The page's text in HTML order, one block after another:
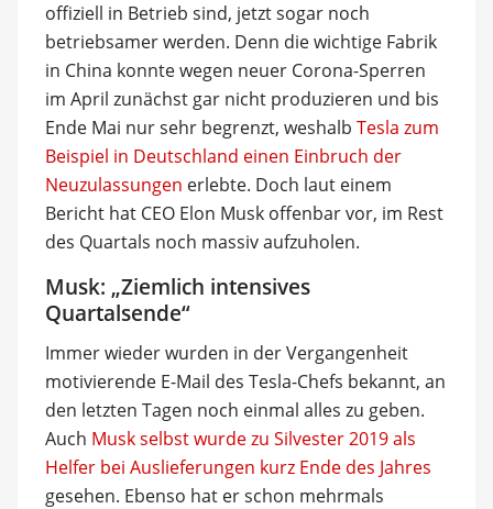
offiziell in Betrieb sind, jetzt sogar noch
betriebsamer werden. Denn die wichtige Fabrik
in China konnte wegen neuer Corona-Sperren
im April zunächst gar nicht produzieren und bis
Ende Mai nur sehr begrenzt, weshalb Tesla zum
Beispiel in Deutschland einen Einbruch der
Neuzulassungen erlebte. Doch laut einem
Bericht hat CEO Elon Musk offenbar vor, im Rest
des Quartals noch massiv aufzuholen.
Musk: „Ziemlich intensives
Quartalsende“
Immer wieder wurden in der Vergangenheit
motivierende E-Mail des Tesla-Chefs bekannt, an
den letzten Tagen noch einmal alles zu geben.
Auch Musk selbst wurde zu Silvester 2019 als
Helfer bei Auslieferungen kurz Ende des Jahres
gesehen. Ebenso hat er schon mehrmals